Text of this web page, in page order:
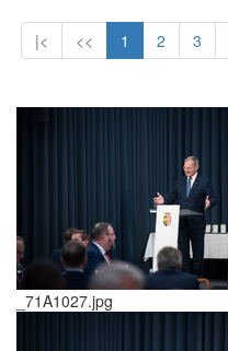
|< << 1 2 3
_71A1027.jpg